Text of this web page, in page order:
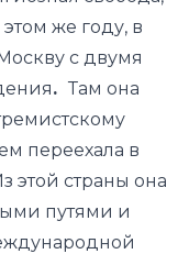
же году, в
с двумя
. Там она
переехала в
этой страны она
путями и